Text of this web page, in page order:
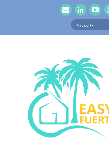
emailLinkedln